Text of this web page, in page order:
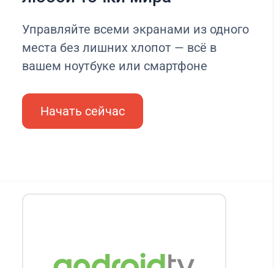
Управляйте всеми экранами из одного
места без лишних хлопот — всё в
вашем ноутбуке или смартфоне
Начать сейчас